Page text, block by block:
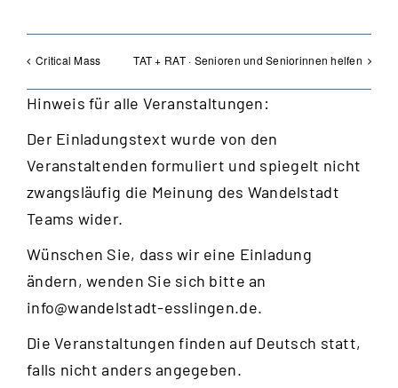
Critical Mass TAT + RAT · Senioren und Seniorinnen helfen
Hinweis für alle Veranstaltungen:
Der Einladungstext wurde von den
Veranstaltenden formuliert und spiegelt nicht
zwangsläufig die Meinung des Wandelstadt
Teams wider.
Wünschen Sie, dass wir eine Einladung
ändern, wenden Sie sich bitte an
info@wandelstadt-esslingen.de.
Die Veranstaltungen finden auf Deutsch statt,
falls nicht anders angegeben.